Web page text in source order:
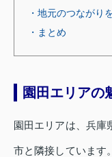
・地元のつながり
・まとめ
園田エリアの
園田エリアは、兵庫
市と隣接しています